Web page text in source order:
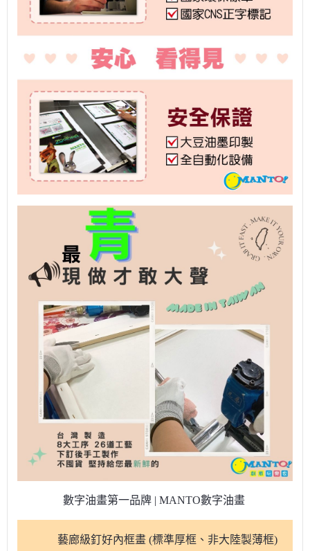
數字油畫第一品牌 | MANTO數字油畫
藝廊級釘好內框畫 (標準厚框、非大陸製薄框)